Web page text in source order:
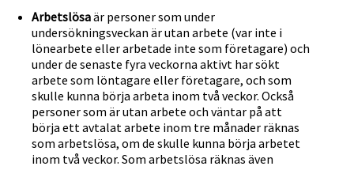
Arbetslösaär personer som under
undersökningsveckan är utan arbete (var inte i
lönearbete eller arbetade inte som företagare) och
under de senaste fyra veckorna aktivt har sökt
arbete som löntagare eller företagare, och som
skulle kunna börja arbeta inom två veckor. Också
personer som är utan arbete och väntar på att
börja ett avtalat arbete inom tre månader räknas
som arbetslösa, om de skulle kunna börja arbetet
inom två veckor. Som arbetslösa räknas även